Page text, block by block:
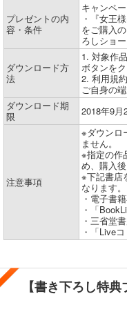
プレゼントの内
容・条件
キャンペ
・『女王
をご購入
ろしショ
ダウンロード方
法
1. 対象作
ボタンを
2. 利用規
ご自身の
ダウンロード期
限
2018年9月
注意事項
※ダウンロ
ません。
※指定の作
め、購入
※下記書店
なります。
・電子書
・「
・三省堂
・「Liveコ
【書き下ろし特